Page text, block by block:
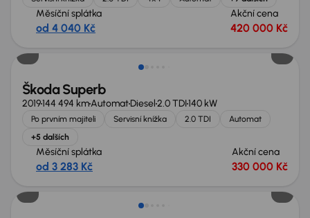
Měsíční splátka
od 4 040 Kč
Akční cena
420 000 Kč
Zlevněno o 50 000 Kč
Škoda Superb
2019144 494 kmAutomatDiesel2.0 TDI140 kW
Po prvním majiteli Servisní knížka 2.0 TDI
Automat
+5 dalších
Měsíční splátka
od 3 283 Kč
Akční cena
330 000 Kč